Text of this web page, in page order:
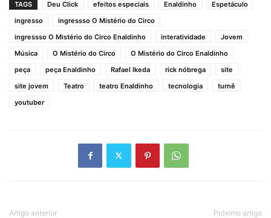
TAGS Deu Click efeitos especiais Enaldinho
Espetáculo
ingresso
ingressso O Mistério do Circo
ingressso O Mistério do Circo Enaldinho
interatividade
Jovem
Música
O Mistério do Circo
O Mistério do Circo Enaldinho
peça
peça Enaldinho Rafael Ikeda rick nóbrega
site
site jovem
Teatro teatro Enaldinho tecnologia
turnê
youtuber
Artigo anterior Próximo artigo